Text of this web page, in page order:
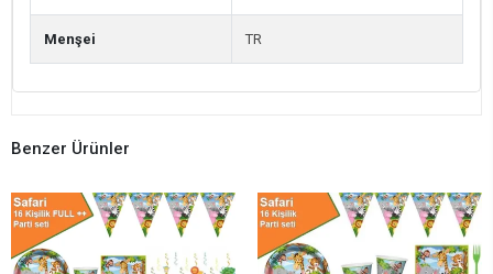
Menşei TR
Benzer Ürünler